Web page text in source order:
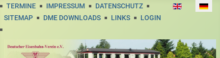
TERMINE IMPRESSUM
DATENSCHUTZ
SITEMAP
DME DOWNLOADS LINKS LOGIN
Sprache